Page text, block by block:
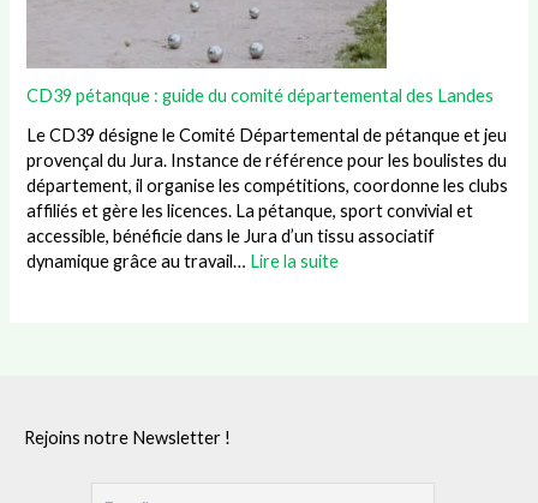
CD39 pétanque : guide du comité départemental des Landes
Le CD39 désigne le Comité Départemental de pétanque et jeu
provençal du Jura. Instance de référence pour les boulistes du
département, il organise les compétitions, coordonne les clubs
affiliés et gère les licences. La pétanque, sport convivial et
accessible, bénéficie dans le Jura d’un tissu associatif
dynamique grâce au travail… Lire la suite
Rejoins notre Newsletter !